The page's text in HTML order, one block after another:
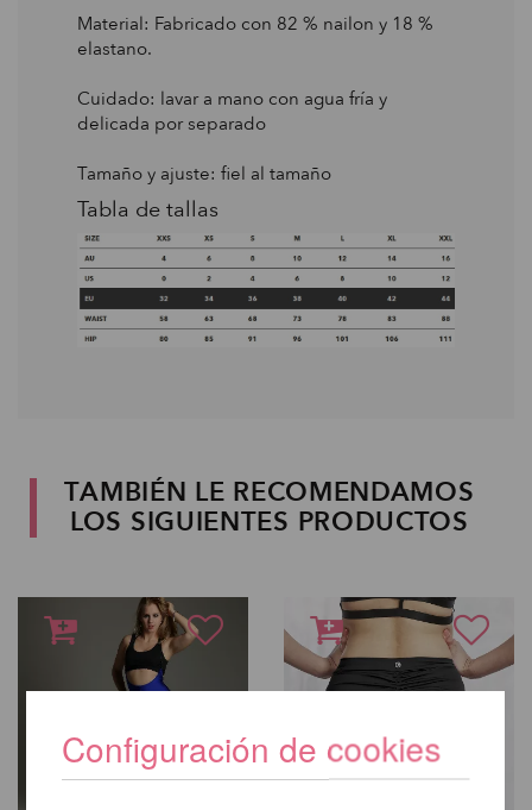
Material: Fabricado con 82 % nailon y 18 %
elastano.
Cuidado: lavar a mano con agua fría y
delicada por separado
Tamaño y ajuste: fiel al tamaño
Tabla de tallas
TAMBIÉN LE RECOMENDAMOS
LOS SIGUIENTES PRODUCTOS
Configuración de cookies